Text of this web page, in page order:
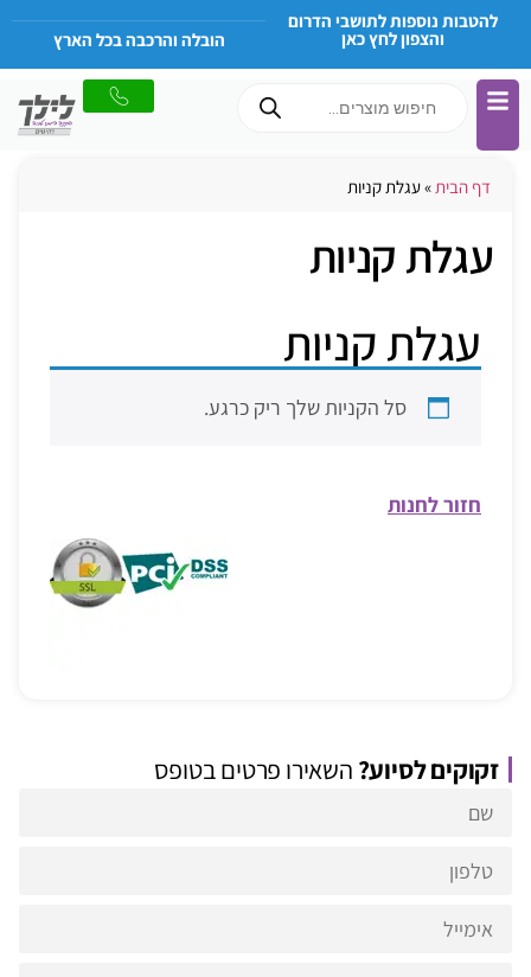
להטבות נוספות לתושבי הדרום
והצפון לחץ כאן הובלה והרכבה בכל הארץ
דף הבית»עגלת קניות
עגלת קניות
עגלת קניות
סל הקניות שלך ריק כרגע.
חזור לחנות
זקוקים לסיוע? השאירו פרטים בטופס